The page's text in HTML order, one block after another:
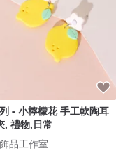
- 小檸檬花 手工軟陶耳
, 禮物,日常
品工作室